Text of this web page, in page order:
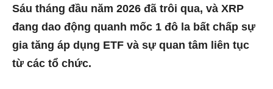
Sáu tháng đầu năm 2026 đã trôi qua, và XRP
đang dao động quanh mốc 1 đô la bất chấp sự
gia tăng áp dụng ETF và sự quan tâm liên tục
từ các tổ chức.